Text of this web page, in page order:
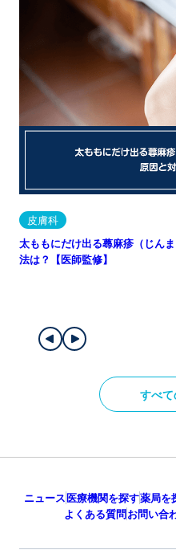
皮膚科
太ももにだけ出る蕁麻疹（じん
法は？【医師監修】
すべ
ニュース医療機関を探す薬局を
よくある質問お問い合